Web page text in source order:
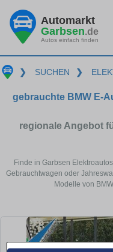
Automarkt
Garbsen.de
Autos einfach finden
❯ SUCHEN ❯
gebrauchte BMW E-
regionale Angebot
Finde in Garbsen
Gebrauchtwagen oder
Modelle von